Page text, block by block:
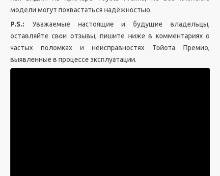
модели могут похвастаться надёжностью.
P.S.: Уважаемые настоящие и будущие владельцы,
оставляйте свои отзывы, пишите ниже в комментариях о
частых поломках и неисправностях Тойота Премио,
выявленные в процессе эксплуатации.